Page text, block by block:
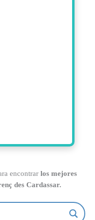
encontrar los mejores
des Cardassar.